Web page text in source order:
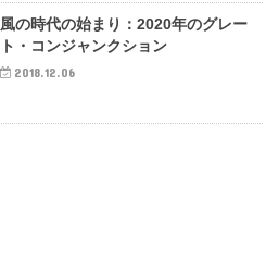
風の時代の始まり：2020年のグレー
ト・コンジャンクション
2018.12.06